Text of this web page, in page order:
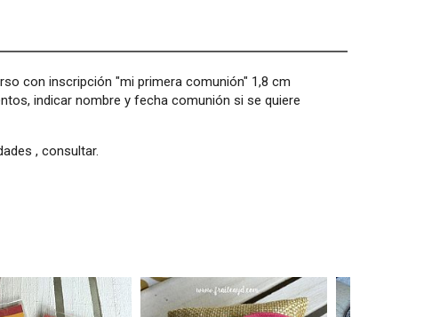
con inscripción "mi primera comunión" 1,8 cm
indicar nombre y fecha comunión si se quiere
, consultar.